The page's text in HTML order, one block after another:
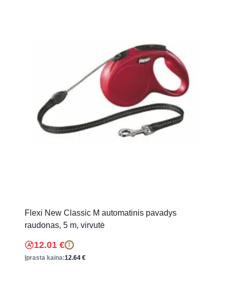
Flexi New Classic M automatinis pavadys
raudonas, 5 m, virvutė
12.01 € !
Įprasta kaina:12.64 €